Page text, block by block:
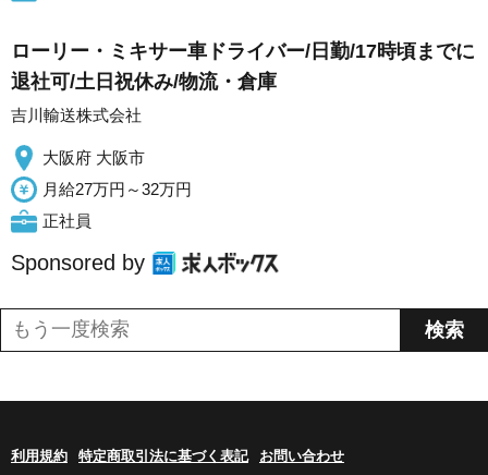
ローリー・ミキサー車ドライバー/日勤/17時頃までに
退社可/土日祝休み/物流・倉庫
吉川輸送株式会社
大阪府 大阪市
月給27万円～32万円
正社員
Sponsored by
利用規約 特定商取引法に基づく表記 お問い合わせ